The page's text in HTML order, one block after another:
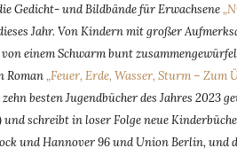
Gedicht- und Bildbände für Erwachsene
Jahr. Von Kindern mit großer
von einem Schwarm bunt
Roman„Feuer, Erde, Wasser, Sturm – Zum
besten Jugendbücher des Jahres 2023
schreibt in loser Folge neue
und Hannover 96 und Union Berlin, und